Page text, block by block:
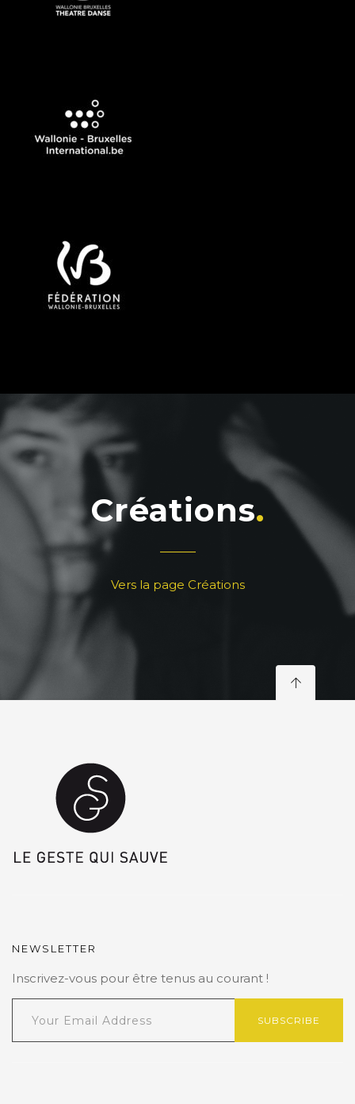
Créations
Vers la page Créations
NEWSLETTER
Inscrivez-vous pour être tenus au courant !
SUBSCRIBE